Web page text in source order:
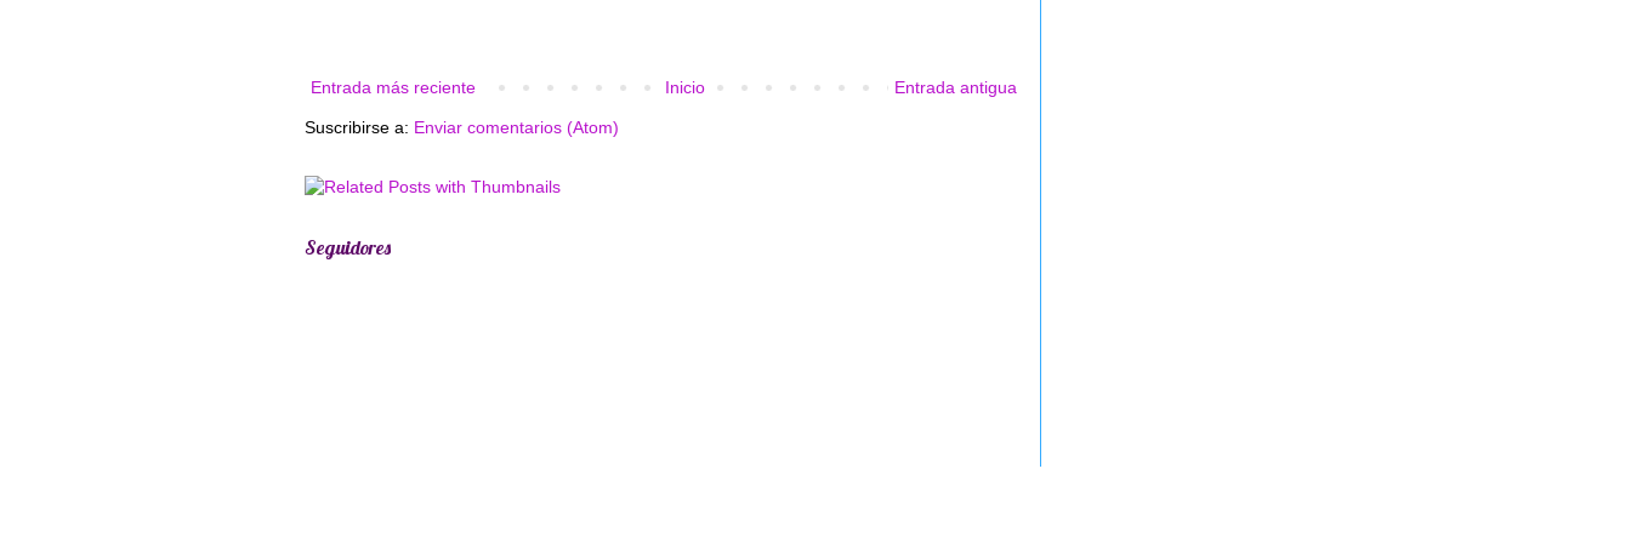
Entrada más reciente Entrada antigua
Inicio
Suscribirse a: Enviar comentarios (Atom)
Seguidores